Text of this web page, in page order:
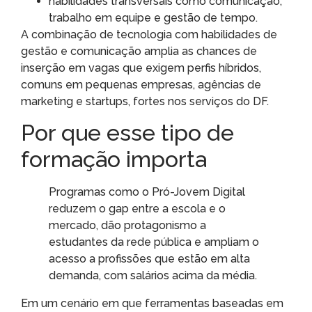
trabalho em equipe e gestão de tempo.
A combinação de tecnologia com habilidades de
gestão e comunicação amplia as chances de
inserção em vagas que exigem perfis híbridos,
comuns em pequenas empresas, agências de
marketing e startups, fortes nos serviços do DF.
Por que esse tipo de
formação importa
Programas como o Pró-Jovem Digital
reduzem o gap entre a escola e o
mercado, dão protagonismo a
estudantes da rede pública e ampliam o
acesso a profissões que estão em alta
demanda, com salários acima da média.
Em um cenário em que ferramentas baseadas em